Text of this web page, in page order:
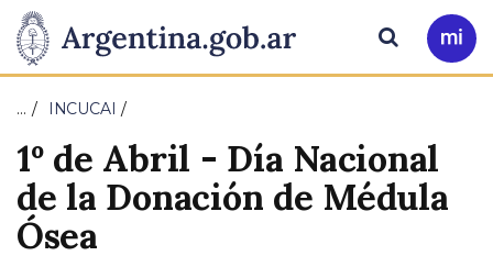
Presidencia
de
la
Nación
Pasar al contenido principal
Ir
a
Buscar
… INCUCAI
1º de Abril - Día Nacional
de la Donación de Médula
Ósea